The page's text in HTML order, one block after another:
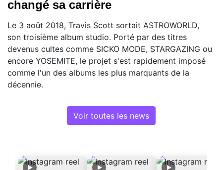
changé sa carrière
Le 3 août 2018, Travis Scott sortait ASTROWORLD,
son troisième album studio. Porté par des titres
devenus cultes comme SICKO MODE, STARGAZING ou
encore YOSEMITE, le projet s'est rapidement imposé
comme l'un des albums les plus marquants de la
décennie.
Voir toutes les news